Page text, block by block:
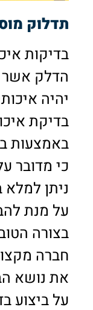
תדלוק
בדיקות
הדלק אשר
יהיה
בדיקת
באמצעות
כי מדובר
ניתן למלא
על מנת
בצורה
חברה
את נושא
על ביצוע